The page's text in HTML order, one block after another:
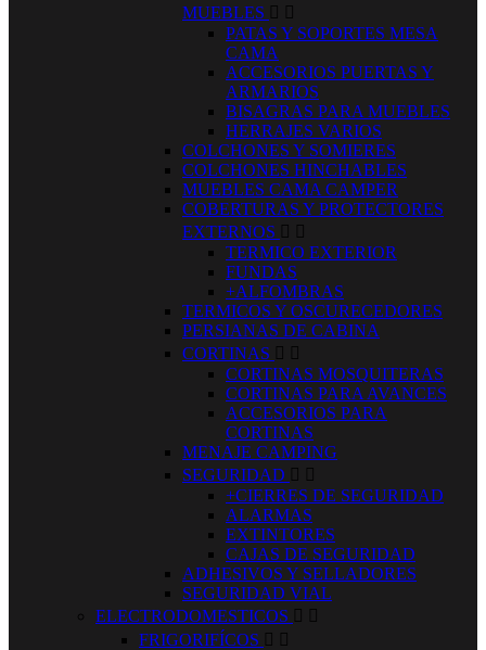
MUEBLES  
PATAS Y SOPORTES MESA
CAMA
ACCESORIOS PUERTAS Y
ARMARIOS
BISAGRAS PARA MUEBLES
HERRAJES VARIOS
COLCHONES Y SOMIERES
COLCHONES HINCHABLES
MUEBLES CAMA CAMPER
COBERTURAS Y PROTECTORES
EXTERNOS  
TERMICO EXTERIOR
FUNDAS
+ALFOMBRAS
TERMICOS Y OSCURECEDORES
PERSIANAS DE CABINA
CORTINAS  
CORTINAS MOSQUITERAS
CORTINAS PARA AVANCES
ACCESORIOS PARA
CORTINAS
MENAJE CAMPING
SEGURIDAD  
+CIERRES DE SEGURIDAD
ALARMAS
EXTINTORES
CAJAS DE SEGURIDAD
ADHESIVOS Y SELLADORES
SEGURIDAD VIAL
ELECTRODOMESTICOS  
FRIGORIFÍCOS  